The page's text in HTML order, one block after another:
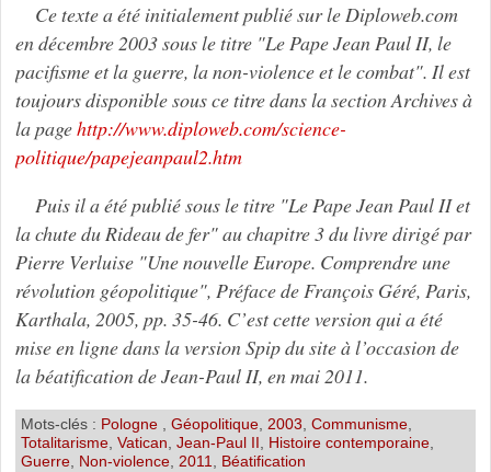
Ce texte a été initialement publié sur le Diploweb.com
en décembre 2003 sous le titre "Le Pape Jean Paul II, le
pacifisme et la guerre, la non-violence et le combat". Il est
toujours disponible sous ce titre dans la section Archives à
la pagehttp://www.diploweb.com/science-
politique/papejeanpaul2.htm
Puis il a été publié sous le titre "Le Pape Jean Paul II et
la chute du Rideau de fer" au chapitre 3 du livre dirigé par
Pierre Verluise "Une nouvelle Europe. Comprendre une
révolution géopolitique", Préface de François Géré, Paris,
Karthala, 2005, pp. 35-46. C’est cette version qui a été
mise en ligne dans la version Spip du site à l’occasion de
la béatification de Jean-Paul II, en mai 2011.
Mots-clés : Pologne Géopolitique, 2003 Communisme,
Totalitarisme, Vatican Jean-Paul II Histoire contemporaine,
Guerre, Non-violence, 2011 Béatification